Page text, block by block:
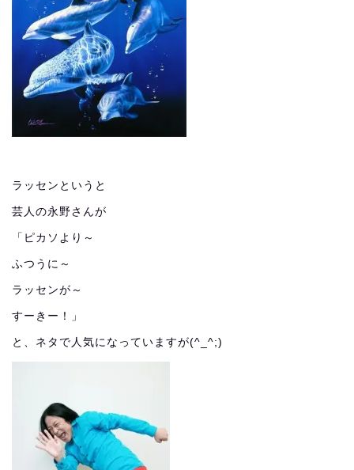
ラッセンというと
芸人の永野さんが
「ピカソより～
ふつうに～
ラッセンが～
すーきー！」
と、ネタで人気になっていますが(^_^;)